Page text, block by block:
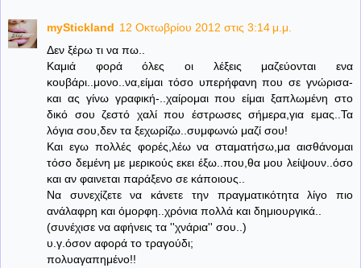
myStickland 12 Οκτωβρίου 2012 στις 3:14 μ.μ.
Δεν ξέρω τι να πω..
Καμιά φορά όλες οι λέξεις μαζεύονται ενα
κουβάρι..μονο..να,είμαι τόσο υπερήφανη που σε γνώρισα-
και ας γίνω γραφική-..χαίρομαι που είμαι ξαπλωμένη στο
δικό σου ζεστό χαλί που έστρωσες σήμερα,για εμας..Τα
λόγια σου,δεν τα ξεχωρίζω..συμφωνώ μαζί σου!
Και εγω πολλές φορές,λέω να σταματήσω,μα αισθάνομαι
τόσο δεμένη με μερικούς εκει έξω..που,θα μου λείψουν..όσο
και αν φαινεται παράξενο σε κάποιους..
Να συνεχίζετε να κάνετε την πραγματικότητα λίγο πιο
ανάλαφρη και όμορφη..χρόνια πολλά και δημιουργικά..
(συνέχισε να αφήνεις τα ''χνάρια'' σου..)
υ.γ.όσον αφορά το τραγούδι;
πολυαγαπημένο!!